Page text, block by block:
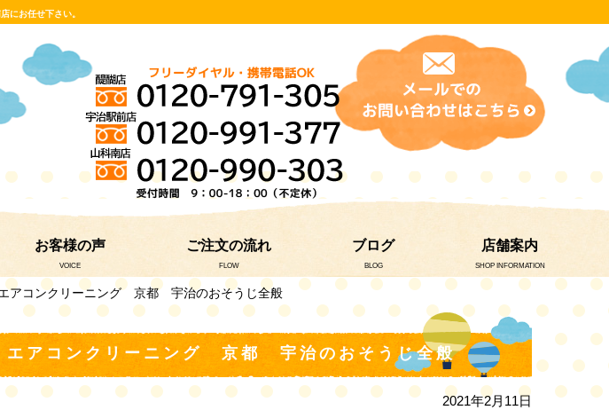
にお任せ下さい。
お客様の声
VOICE
ご注文の流れ
FLOW
ブログ
BLOG
店舗案内
SHOP INFORMATION
アコンクリーニング 京都 宇治のおそうじ全般
エアコンクリーニング 京都 宇治のおそうじ全般
2021年2月11日